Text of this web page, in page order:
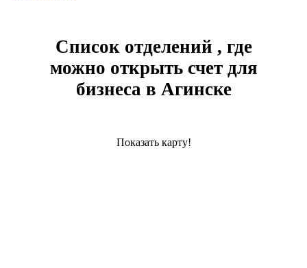
Список отделений , где
можно открыть счет для
бизнеса в Агинске
Показать карту!